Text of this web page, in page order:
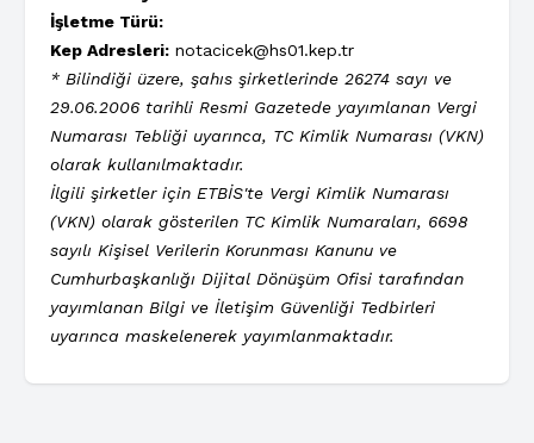
İşletme Türü:
Kep Adresleri: notacicek@hs01.kep.tr
* Bilindiği üzere, şahıs şirketlerinde 26274 sayı ve
29.06.2006 tarihli Resmi Gazetede yayımlanan Vergi
Numarası Tebliği uyarınca, TC Kimlik Numarası (VKN)
olarak kullanılmaktadır.
İlgili şirketler için ETBİS'te Vergi Kimlik Numarası
(VKN) olarak gösterilen TC Kimlik Numaraları, 6698
sayılı Kişisel Verilerin Korunması Kanunu ve
Cumhurbaşkanlığı Dijital Dönüşüm Ofisi tarafından
yayımlanan Bilgi ve İletişim Güvenliği Tedbirleri
uyarınca maskelenerek yayımlanmaktadır.